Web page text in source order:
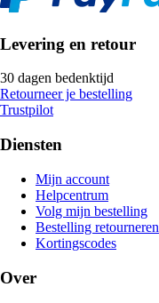
Levering en retour
30 dagen bedenktijd
Retourneer je bestelling
Trustpilot
Diensten
Mijn account
Helpcentrum
Volg mijn bestelling
Bestelling retourneren
Kortingscodes
Over